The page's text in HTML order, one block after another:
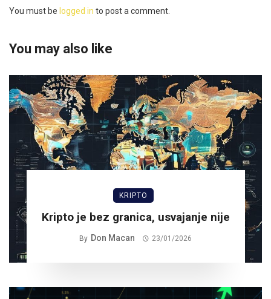
You must be logged in to post a comment.
You may also like
KRIPTO
Kripto je bez granica, usvajanje nije
By Don Macan 23/01/2026